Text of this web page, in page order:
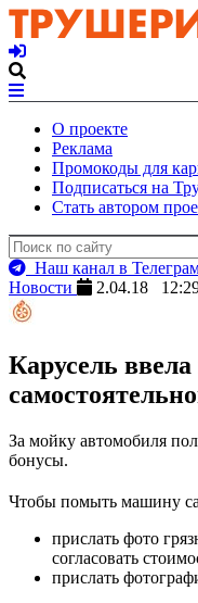
О проекте
Реклама
Промокоды для
Подписаться на
Стать автором
Наш канал в
Новости
2.04.18
Карусель
За мойку автомобиля
бонусы.
Чтобы помыть машину
прислать фото
согласовать
прислать